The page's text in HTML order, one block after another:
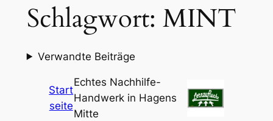
Schlagwort: MINT
Verwandte Beiträge
Start
seite
Echtes Nachhilfe-
Handwerk in Hagens
Mitte